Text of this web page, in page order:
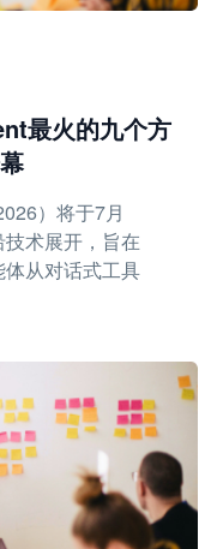
最火的九个方
）将于7月
术展开，旨在
从对话式工具